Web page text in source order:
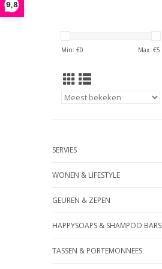
9,8
Min: €0 Max: €5
SERVIES
WONEN & LIFESTYLE
GEUREN & ZEPEN
HAPPYSOAPS & SHAMPOO BARS
TASSEN & PORTEMONNEES